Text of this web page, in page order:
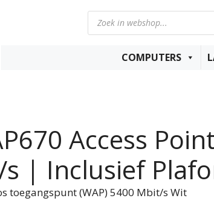
Producten
zoeken
COMPUTERS
Access
| Inclusief
toegangspunt (WAP) 5400 Mbit/s Wit